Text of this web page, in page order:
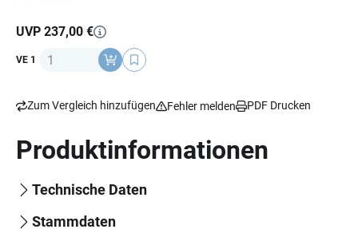
Mit Powermeter:
Ohne Powermeter:
UVP 237,00 €
VE 1 Anzahl
Zum Vergleich hinzufügen Fehler melden PDF Drucken
Produktinformationen
Technische Daten
Stammdaten